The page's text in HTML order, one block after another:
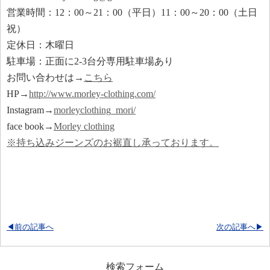
営業時間：12：00～21：00（平日）11：00～20：00（土日
祝）
定休日：木曜日
駐車場：正面に2-3台分専用駐車場あり
お問い合わせは→ こちら
HP→http://www.morley-clothing.com/
Instagram→morleyclothing_mori/
face book→Morley clothing
※持ち込みジーンズのお裾直し承っております。
次の記事へ▶
◀前の記事へ
検索フォーム